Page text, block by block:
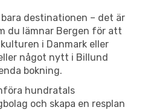
destinationen – det är
du lämnar Bergen för att
i Danmark eller
något nytt i Billund
bokning.
hundratals
och skapa en resplan